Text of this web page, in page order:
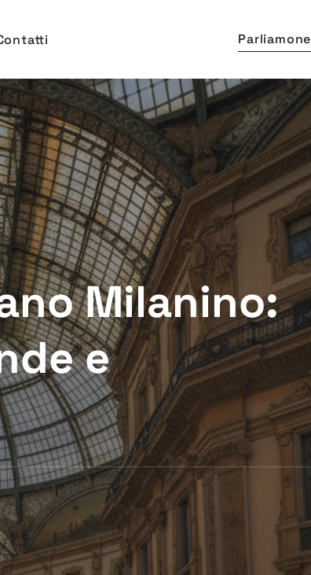
Parliamone
Milanino:
e